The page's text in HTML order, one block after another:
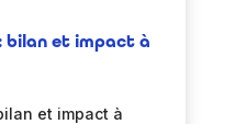
bilan et impact à
et impact à